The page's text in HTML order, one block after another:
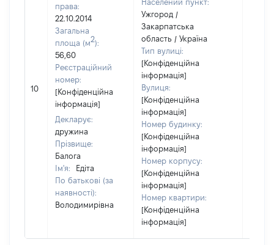
10
права:
22.10.2014
Загальна
площа (м2):
56,60
Реєстраційний
номер:
[Конфіденційна
інформація]
Декларує:
дружина
Прізвище:
Балога
Ім'я:
Едіта
По батькові (за
наявності):
Володимирівна
Населений пункт:
Ужгород /
Закарпатська
область / Україна
Тип вулиці:
[Конфіденційна
інформація]
Вулиця:
[Конфіденційна
інформація]
Номер будинку:
[Конфіденційна
інформація]
Номер корпусу:
[Конфіденційна
інформація]
Номер квартири:
[Конфіденційна
інформація]